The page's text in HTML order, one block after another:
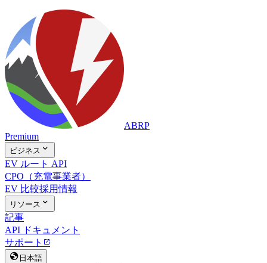
ABRP
Premium
ビジネス 
EV ルート API
CPO（充電事業者）
EV 比較採用情報
リソース 
記事
API ドキュメント
サポート 
 日本語